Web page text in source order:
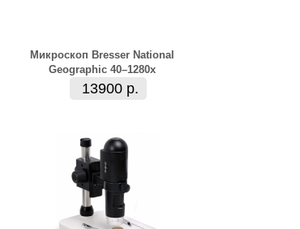
Микроскоп Bresser National
Geographic 40–1280x
13900 р.